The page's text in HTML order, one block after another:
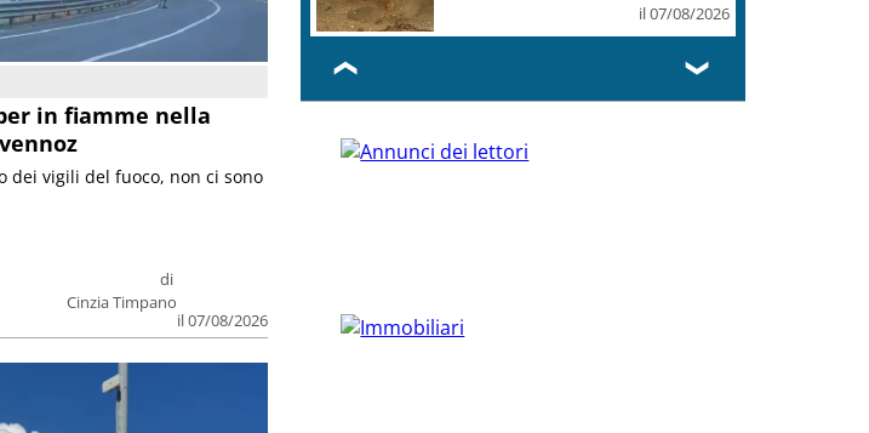
in fiamme nella
di
Cinzia Timpano
il 07/08/2026
dei vigili del fuoco, non ci sono
il 07/08/2026
❮ ❯